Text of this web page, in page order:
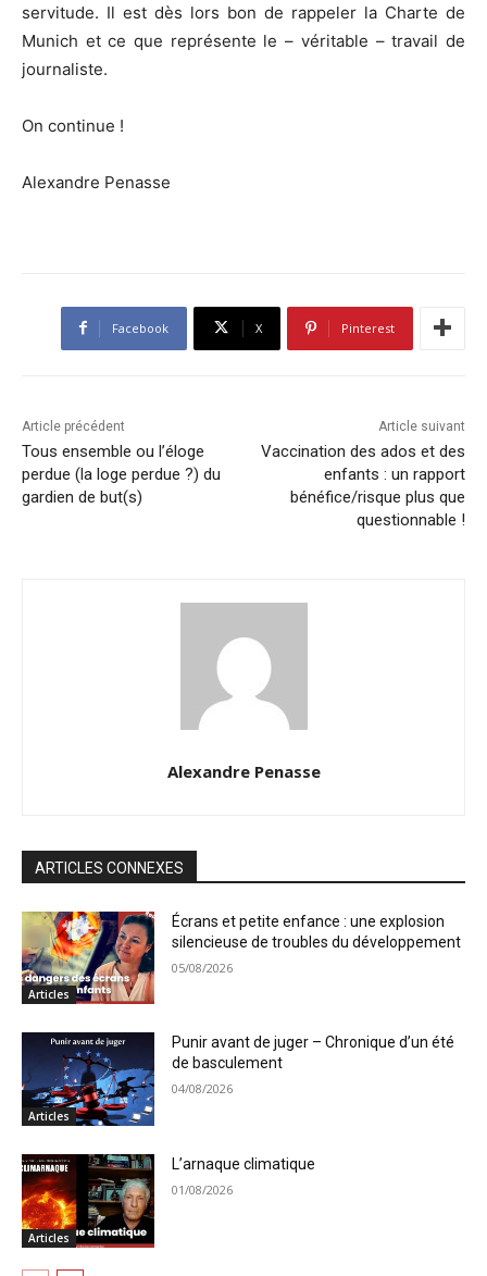
servitude. Il est dès lors bon de rappeler la Charte de
Munich et ce que représente le – véritable – travail de
journaliste.
On continue !
Alexandre Penasse
Facebook X Pinterest
Article précédent
Tous ensemble ou l’éloge
perdue (la loge perdue ?) du
gardien de but(s)
Article suivant
Vaccination des ados et des
enfants : un rapport
bénéfice/risque plus que
questionnable !
Alexandre Penasse
ARTICLES CONNEXES
Articles
Écrans et petite enfance : une explosion
silencieuse de troubles du développement
05/08/2026
Articles
Punir avant de juger – Chronique d’un été
de basculement
04/08/2026
Articles
L’arnaque climatique
01/08/2026